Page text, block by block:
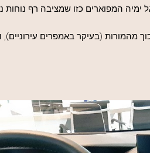
ימיה המפוארים כזו שמציבה רף
מהמורות (בעיקר באמפרים